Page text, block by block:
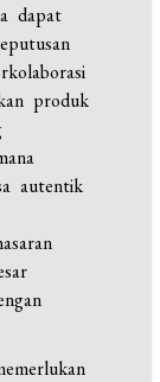
dapat
produk
autentik